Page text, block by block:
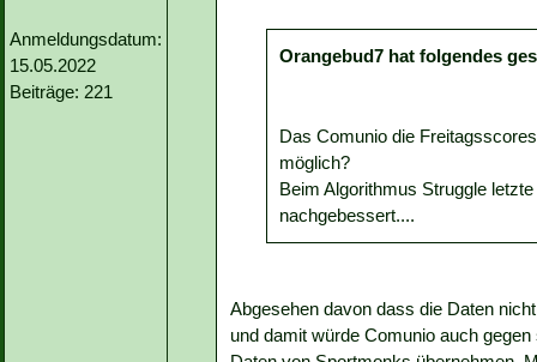
Anmeldungsdatum:
15.05.2022
Beiträge: 221
Orangebud7 hat folgendes
Das Comunio die
möglich?
Beim Algorithmus Struggle
nachgebessert....
Abgesehen davon dass die Daten
und damit würde Comunio auch